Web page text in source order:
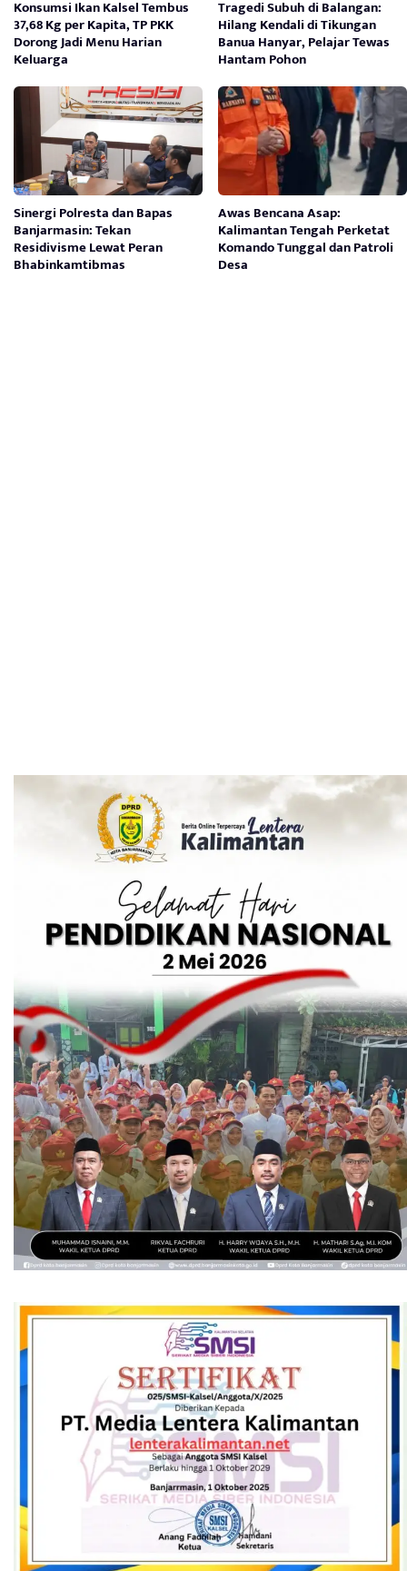
Konsumsi Ikan Kalsel Tembus
37,68 Kg per Kapita, TP PKK
Dorong Jadi Menu Harian
Keluarga
Tragedi Subuh di Balangan:
Hilang Kendali di Tikungan
Banua Hanyar, Pelajar Tewas
Hantam Pohon
Sinergi Polresta dan Bapas
Banjarmasin: Tekan
Residivisme Lewat Peran
Bhabinkamtibmas
Awas Bencana Asap:
Kalimantan Tengah Perketat
Komando Tunggal dan Patroli
Desa